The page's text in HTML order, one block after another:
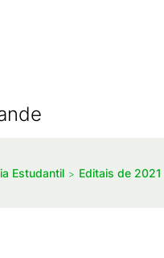
Estudantil Editais de 2021